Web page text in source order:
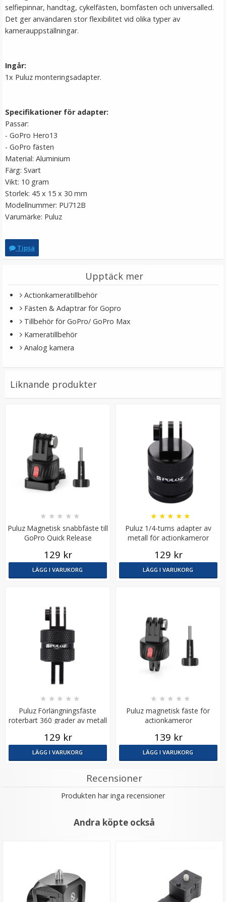
JJC Skärmskydd för Fujifilm X70 optiskt glas 9H
LÄGG I VARUKORG
PGYTECH Nyckelband för DJI Mavic Pro fjärrkontroll
★ ★
JJC rosa kamerarem för DSLR-kameror
LÄGG I VARUKORG
selfiepinnar, handtag, cykelfästen, bomfästen och universalled.
Det ger användaren stor flexibilitet vid olika typer av
kamerauppställningar.
Ingår:
1x Puluz monteringsadapter.
Specifikationer för adapter:
Passar:
- GoPro Hero13
- GoPro fästen
Material: Aluminium
Färg: Svart
Vikt: 10 gram
Storlek: 45 x 15 x 30 mm
Modellnummer: PU712B
Varumärke: Puluz
Tipsa
Upptäck mer
Actionkameratillbehör
Fästen & Adaptrar för Gopro
Tillbehör för GoPro/ GoPro Max
Kameratillbehör
Analog kamera
Liknande produkter
Puluz Magnetisk snabbfäste till
GoPro Quick Release
★ ★ ★ ★ ★
129 kr
LÄGG I VARUKORG
Puluz 1/4-tums adapter av
metall för actionkameror
★ ★ ★ ★ ★
129 kr
LÄGG I VARUKORG
Puluz Förlängningsfäste
roterbart 360 grader av metall
★ ★ ★ ★ ★
129 kr
LÄGG I VARUKORG
Puluz magnetisk fäste för
actionkameror
★ ★ ★ ★ ★
139 kr
LÄGG I VARUKORG
Recensioner
Produkten har inga recensioner
Andra köpte också